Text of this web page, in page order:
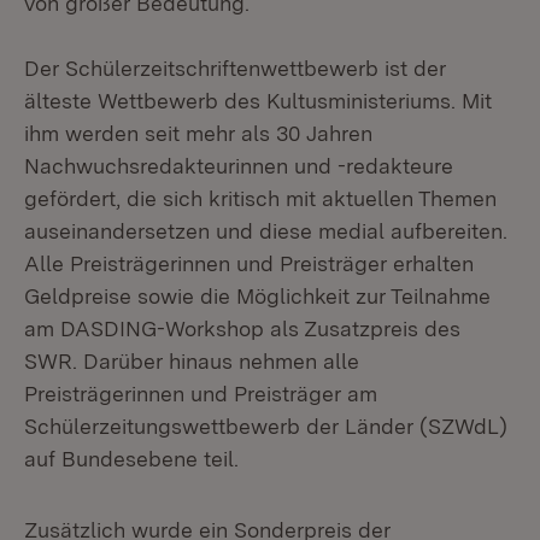
Der Schülerzeitschriftenwettbewerb ist der
älteste Wettbewerb des Kultusministeriums. Mit
ihm werden seit mehr als 30 Jahren
Nachwuchsredakteurinnen und -redakteure
gefördert, die sich kritisch mit aktuellen Themen
auseinandersetzen und diese medial aufbereiten.
Alle Preisträgerinnen und Preisträger erhalten
Geldpreise sowie die Möglichkeit zur Teilnahme
am DASDING-Workshop als Zusatzpreis des
SWR. Darüber hinaus nehmen alle
Preisträgerinnen und Preisträger am
Schülerzeitungswettbewerb der Länder (SZWdL)
auf Bundesebene teil.
Zusätzlich wurde ein Sonderpreis der